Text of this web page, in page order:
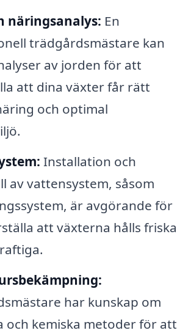
näringsanalys: En
trädgårdsmästare kan
av jorden för att
att dina växter får rätt
och optimal
Installation och
av vattensystem, såsom
är avgörande för
att växterna hålls friska
har kunskap om
och kemiska metoder för att